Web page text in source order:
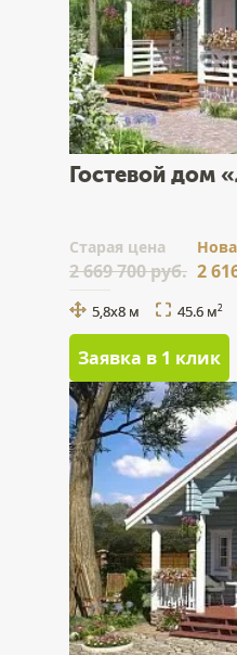
Гостевой дом
Cтарая цена
2 669 700 руб. 2
5,8x8 м 45.6 м2
Заявка в 1 клик